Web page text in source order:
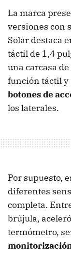
La marca
versiones con
Solar destaca
táctil de 1,4
una carcasa de
función táctil y
botones de
los laterales.
Por supuesto,
diferentes
completa.
brújula,
termómetro,